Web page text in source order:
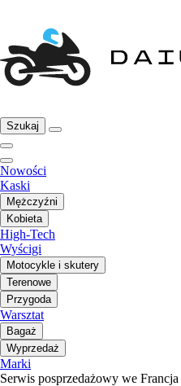
Szukaj
Nowości
Kaski
Mężczyźni
Kobieta
High-Tech
Wyścigi
Motocykle i skutery
Terenowe
Przygoda
Warsztat
Bagaż
Wyprzedaż
Marki
Serwis posprzedażowy we Francja